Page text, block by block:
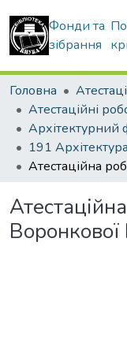
Фонди та
зібрання
Головна
Архітектурний